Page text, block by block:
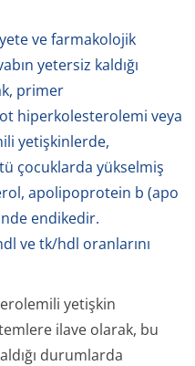
ve farmakolojik
yetersiz kaldığı
primer
hiperkolesterolemi veya
yetişkinlerde,
çocuklarda yükselmiş
apolipoprotein b (apo
endikedir.
ve tk/hdl oranlarını
yetişkin
ilave olarak, bu
durumlarda